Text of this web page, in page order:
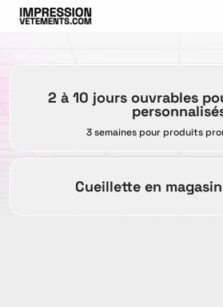
2 à 10 jours ouvrables
3 semaines pour produits
Cueillette en